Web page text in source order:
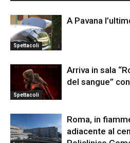
Spettacoli
A Pavana
Spettacoli
Arriva in sala
del sangue”
Roma, in
adiacente al